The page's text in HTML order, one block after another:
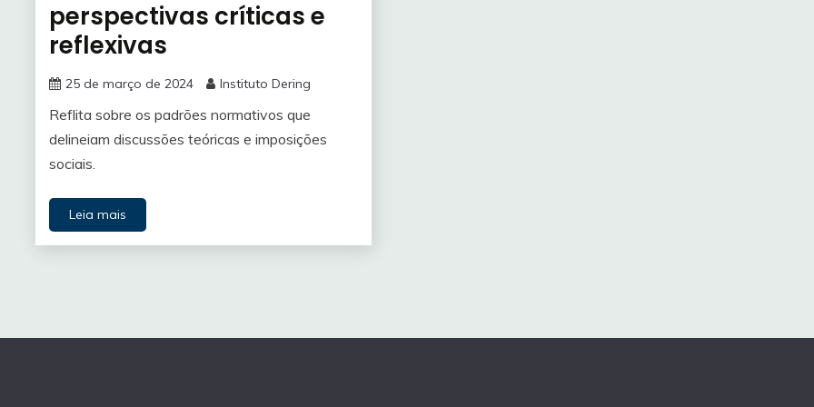
perspectivas críticas e
reflexivas
25 de março de 2024 Instituto Dering
Reflita sobre os padrões normativos que
delineiam discussões teóricas e imposições
sociais.
Leia mais